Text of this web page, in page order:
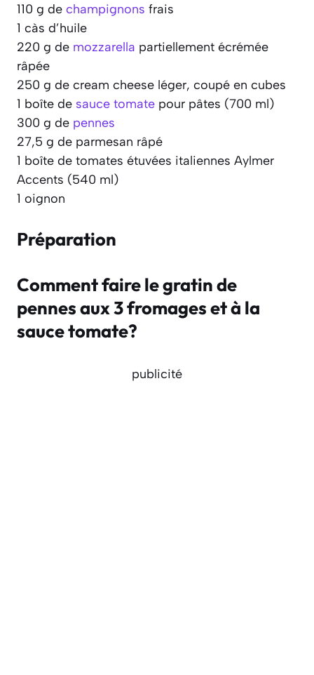
110 g de champignons frais
1 càs d’huile
220 g de mozzarella partiellement écrémée
râpée
250 g de cream cheese léger, coupé en cubes
1 boîte de sauce tomate pour pâtes (700 ml)
300 g de pennes
27,5 g de parmesan râpé
1 boîte de tomates étuvées italiennes Aylmer
Accents (540 ml)
1 oignon
Préparation
Comment faire le gratin de
pennes aux 3 fromages et à la
sauce tomate?
publicité